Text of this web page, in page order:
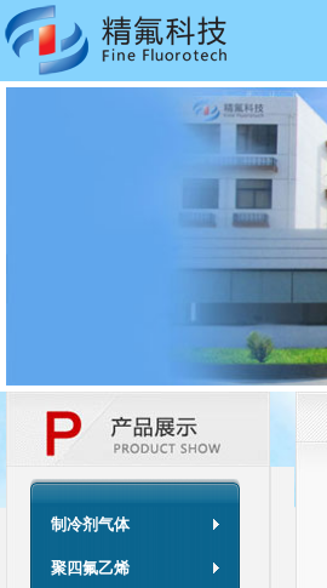
制冷剂气体
聚四氟乙烯